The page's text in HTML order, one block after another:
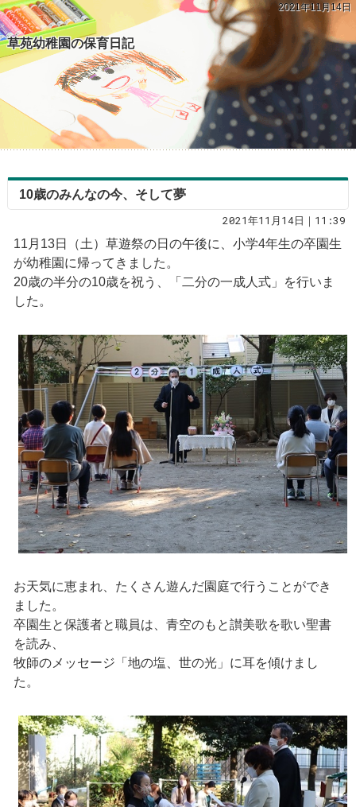
2021年11月14日
草苑幼稚園の保育日記
10歳のみんなの今、そして夢
2021年11月14日｜11:39
11月13日（土）草遊祭の日の午後に、小学4年生の卒園生
が幼稚園に帰ってきました。
20歳の半分の10歳を祝う、「二分の一成人式」を行いま
した。
お天気に恵まれ、たくさん遊んだ園庭で行うことができ
ました。
卒園生と保護者と職員は、青空のもと讃美歌を歌い聖書
を読み、
牧師のメッセージ「地の塩、世の光」に耳を傾けまし
た。